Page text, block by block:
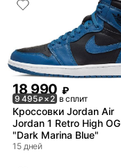
18 990 ₽
9 495₽× 2 в сплит
Кроссовки Jordan Air
Jordan 1 Retro High OG
"Dark Marina Blue"
15 дней